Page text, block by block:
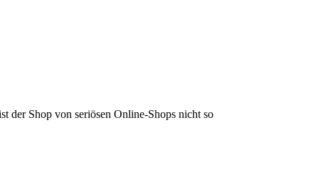
der Shop von seriösen Online-Shops nicht so